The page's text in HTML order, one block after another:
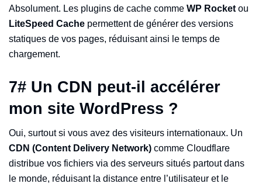
Absolument. Les plugins de cache comme WP Rocket ou
LiteSpeed Cache permettent de générer des versions
statiques de vos pages, réduisant ainsi le temps de
chargement.
7# Un CDN peut-il accélérer
mon site WordPress ?
Oui, surtout si vous avez des visiteurs internationaux. Un
CDN (Content Delivery Network) comme Cloudflare
distribue vos fichiers via des serveurs situés partout dans
le monde, réduisant la distance entre l’utilisateur et le